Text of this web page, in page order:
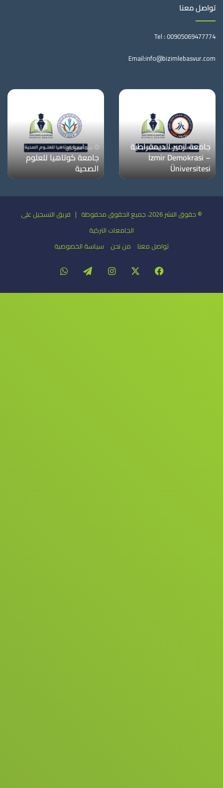
تواصل معنا
Tel : 00905069477774
Email:info@bizimlebasvur.com
منذ أسبوعين
جامعة معمار سنان
للفنون الجميلة
منذ أسبوعين
جامعة دوكوز ايلول
© حقوق النشر 2026، جميع الحقوق محفوظة | فريق التسجيل على
الجامعات التركية
تواصل معنا
من نحن سياسة الخصوصية